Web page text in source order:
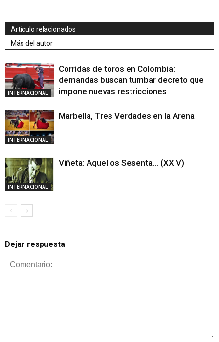
Artículo relacionados
Más del autor
INTERNACIONAL
Corridas de toros en Colombia:
demandas buscan tumbar decreto que
impone nuevas restricciones
INTERNACIONAL
Marbella, Tres Verdades en la Arena
INTERNACIONAL
Viñeta: Aquellos Sesenta… (XXIV)
Dejar respuesta